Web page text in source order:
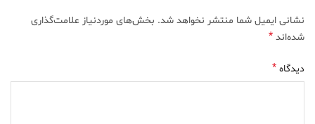
نشانی ایمیل شما منتشر نخواهد شد. بخش‌های موردنیاز علامت‌گذاری
شده‌اند *
دیدگاه *